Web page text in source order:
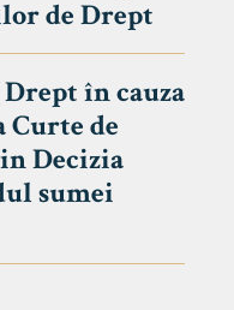
Erasmus
Echipa
Contact
de Drept
în cauza
Curte de
Decizia
sumei